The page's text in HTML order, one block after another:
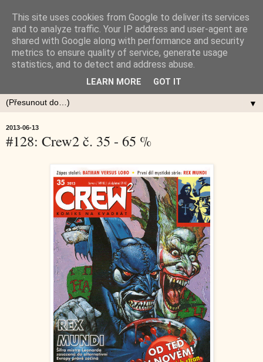
▼
2013-06-13
#128: Crew2 č. 35 - 65 %
This site uses cookies from Google to deliver its services
and to analyze traffic. Your IP address and user-agent are
shared with Google along with performance and security
metrics to ensure quality of service, generate usage
statistics, and to detect and address abuse.
LEARN MORE GOT IT